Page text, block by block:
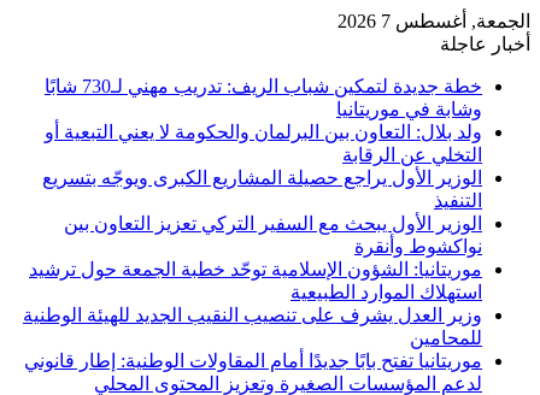
الجمعة, أغسطس 7 2026
أخبار عاجلة
خطة جديدة لتمكين شباب الريف: تدريب مهني لـ730 شابًا
وشابة في موريتانيا
ولد بلال: التعاون بين البرلمان والحكومة لا يعني التبعية أو
التخلي عن الرقابة
الوزير الأول يراجع حصيلة المشاريع الكبرى ويوجّه بتسريع
التنفيذ
الوزير الأول يبحث مع السفير التركي تعزيز التعاون بين
نواكشوط وأنقرة
موريتانيا: الشؤون الإسلامية توحّد خطبة الجمعة حول ترشيد
استهلاك الموارد الطبيعية
وزير العدل يشرف على تنصيب النقيب الجديد للهيئة الوطنية
للمحامين
موريتانيا تفتح بابًا جديدًا أمام المقاولات الوطنية: إطار قانوني
لدعم المؤسسات الصغيرة وتعزيز المحتوى المحلي